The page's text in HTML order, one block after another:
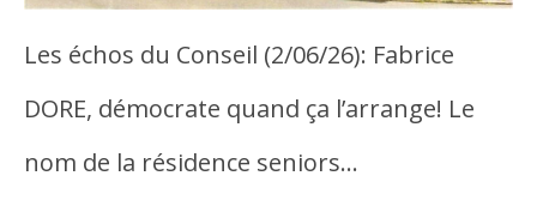
Les échos du Conseil (2/06/26): Fabrice
DORE, démocrate quand ça l’arrange! Le
nom de la résidence seniors…